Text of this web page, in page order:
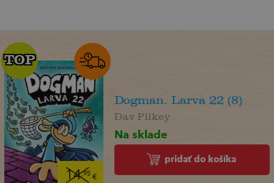
14,95€
TOP
TOP
Dogman. Larva 22 (8)
Dav Pilkey
Na sklade
pridať do košíka